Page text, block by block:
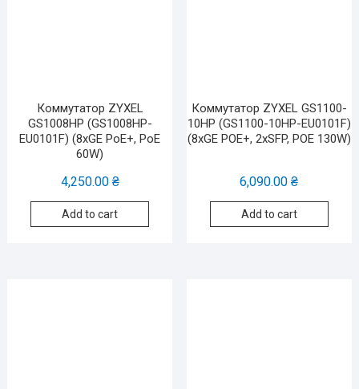
Коммутатор ZYXEL
GS1008HP (GS1008HP-
EU0101F) (8xGE PoE+, PoE
60W)
4,250.00 ₴
Add to cart
Коммутатор ZYXEL GS1100-
10HP (GS1100-10HP-EU0101F)
(8xGE POE+, 2xSFP, POE 130W)
6,090.00₴
Add to cart